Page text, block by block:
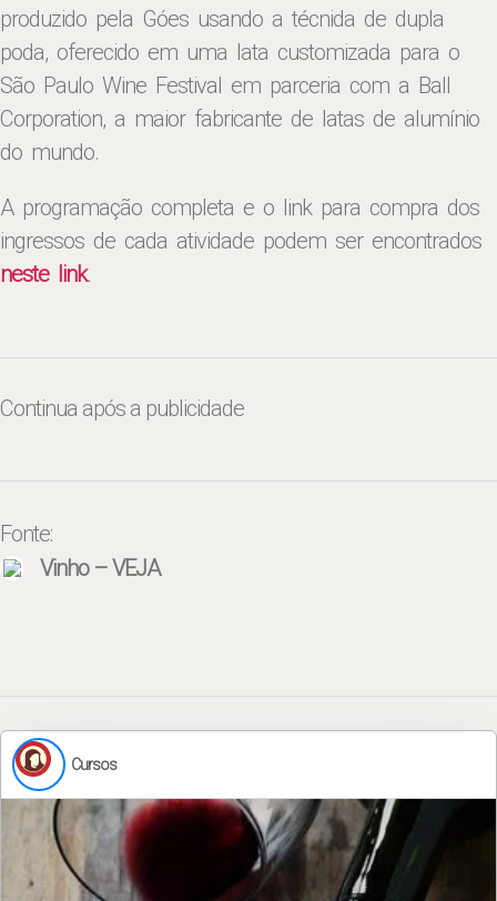
produzido pela Góes usando a técnida de dupla
poda, oferecido em uma lata customizada para o
São Paulo Wine Festival em parceria com a Ball
Corporation, a maior fabricante de latas de alumínio
do mundo.
A programação completa e o link para compra dos
ingressos de cada atividade podem ser encontrados
neste link.
Continua após a publicidade
Fonte:
Vinho – VEJA
Cursos